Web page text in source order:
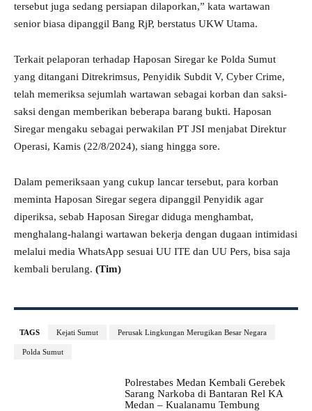
tersebut juga sedang persiapan dilaporkan,” kata wartawan
senior biasa dipanggil Bang RjP, berstatus UKW Utama.
Terkait pelaporan terhadap Haposan Siregar ke Polda Sumut
yang ditangani Ditrekrimsus, Penyidik Subdit V, Cyber Crime,
telah memeriksa sejumlah wartawan sebagai korban dan saksi-
saksi dengan memberikan beberapa barang bukti. Haposan
Siregar mengaku sebagai perwakilan PT JSI menjabat Direktur
Operasi, Kamis (22/8/2024), siang hingga sore.
Dalam pemeriksaan yang cukup lancar tersebut, para korban
meminta Haposan Siregar segera dipanggil Penyidik agar
diperiksa, sebab Haposan Siregar diduga menghambat,
menghalang-halangi wartawan bekerja dengan dugaan intimidasi
melalui media WhatsApp sesuai UU ITE dan UU Pers, bisa saja
kembali berulang. (Tim)
TAGS Kejati Sumut Perusak Lingkungan Merugikan Besar Negara
Polda Sumut
Polrestabes Medan Kembali Gerebek
Sarang Narkoba di Bantaran Rel KA
Medan – Kualanamu Tembung